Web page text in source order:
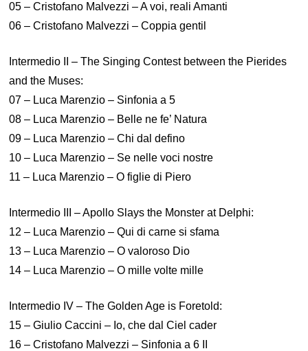
05 – Cristofano Malvezzi – A voi, reali Amanti
06 – Cristofano Malvezzi – Coppia gentil
Intermedio II – The Singing Contest between the Pierides
and the Muses:
07 – Luca Marenzio – Sinfonia a 5
08 – Luca Marenzio – Belle ne fe’ Natura
09 – Luca Marenzio – Chi dal defino
10 – Luca Marenzio – Se nelle voci nostre
11 – Luca Marenzio – O figlie di Piero
Intermedio III – Apollo Slays the Monster at Delphi:
12 – Luca Marenzio – Qui di carne si sfama
13 – Luca Marenzio – O valoroso Dio
14 – Luca Marenzio – O mille volte mille
Intermedio IV – The Golden Age is Foretold:
15 – Giulio Caccini – Io, che dal Ciel cader
16 – Cristofano Malvezzi – Sinfonia a 6 II